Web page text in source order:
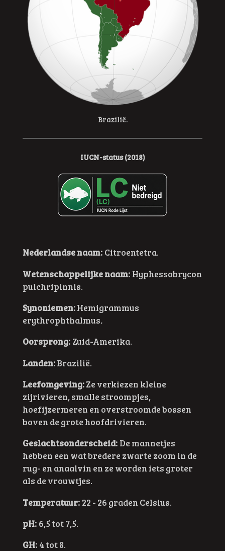
Brazilië.
IUCN-status (2018)
Nederlandse naam: Citroentetra.
Wetenschappelijke naam: Hyphessobrycon
pulchripinnis.
Synoniemen:Hemigrammus
erythrophthalmus.
Oorsprong:Zuid-Amerika.
Landen:Brazilië.
Leefomgeving:Ze verkiezen kleine
zijrivieren, smalle stroompjes,
hoefijzermeren en overstroomde bossen
boven de grote hoofdrivieren.
Geslachtsonderscheid: De mannetjes
hebben een wat bredere zwarte zoom in de
rug- en anaalvin en ze worden iets groter
als de vrouwtjes.
Temperatuur:22 - 26 graden Celsius.
pH:6,5 tot 7,5.
GH:4 tot 8.